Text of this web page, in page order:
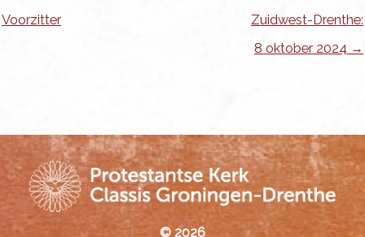
Voorzitter
Zuidwest-Drenthe:
8 oktober 2024 →
© 2026